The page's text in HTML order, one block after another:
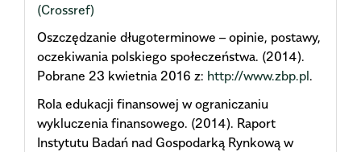
(Crossref)
Oszczędzanie długoterminowe – opinie, postawy,
oczekiwania polskiego społeczeństwa. (2014).
Pobrane 23 kwietnia 2016 z: http://www.zbp.pl.
Rola edukacji finansowej w ograniczaniu
wykluczenia finansowego. (2014). Raport
Instytutu Badań nad Gospodarką Rynkową w